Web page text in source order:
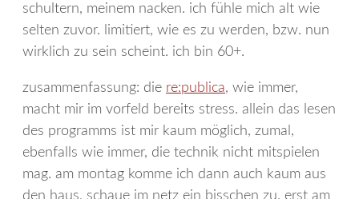
schultern, meinem nacken. ich fühle mich alt wie
selten zuvor. limitiert, wie es zu werden, bzw. nun
wirklich zu sein scheint. ich bin 60+.
zusammenfassung: die re:publica, wie immer,
macht mir im vorfeld bereits stress. allein das lesen
des programms ist mir kaum möglich, zumal,
ebenfalls wie immer, die technik nicht mitspielen
mag. am montag komme ich dann auch kaum aus
den haus, schaue im netz ein bisschen zu. erst am